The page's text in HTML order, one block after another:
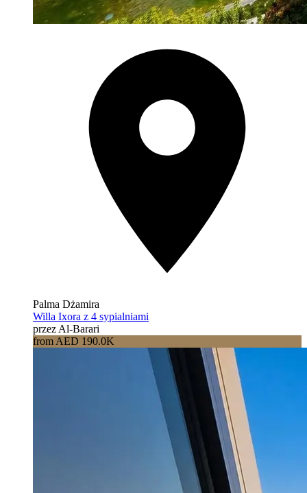
Palma Dżamira
Willa Ixora z 4 sypialniami
przez Al-Barari
from AED 190.0K